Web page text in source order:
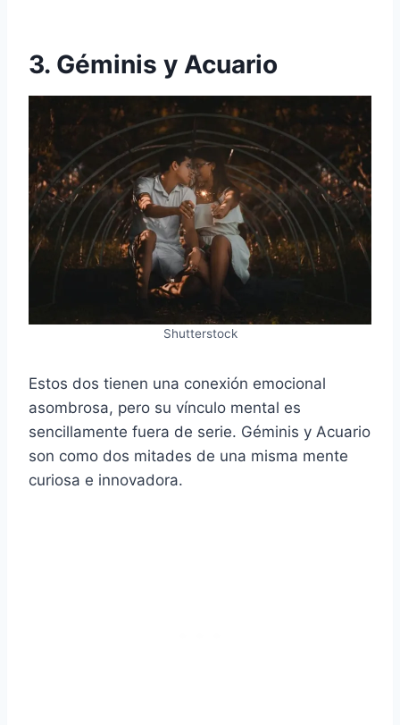
3. Géminis y Acuario
Shutterstock
Estos dos tienen una conexión emocional
asombrosa, pero su vínculo mental es
sencillamente fuera de serie. Géminis y Acuario
son como dos mitades de una misma mente
curiosa e innovadora.